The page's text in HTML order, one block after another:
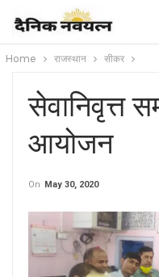
Home राजस्थान सीकर
सेवानिवृत्त
आयोजन
On May 30, 2020